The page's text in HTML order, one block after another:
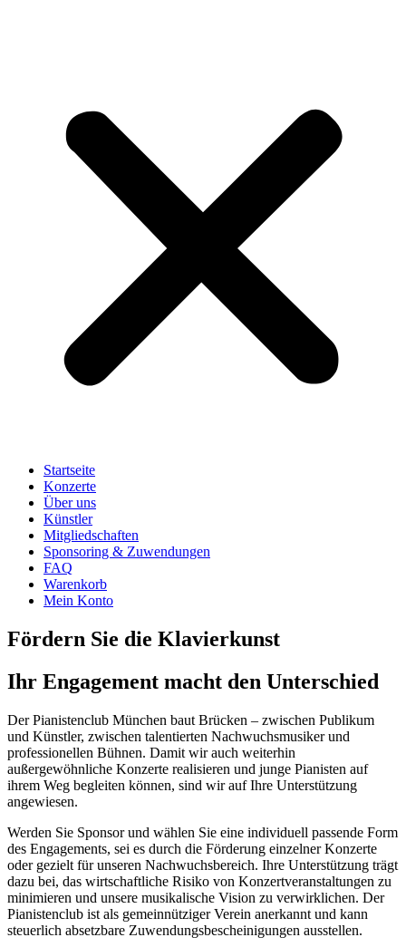
Startseite
Konzerte
Über uns
Künstler
Mitgliedschaften
Sponsoring & Zuwendungen
FAQ
Warenkorb
Mein Konto
Fördern Sie die Klavierkunst
Ihr Engagement macht den Unterschied
Der Pianistenclub München baut Brücken – zwischen Publikum
und Künstler, zwischen talentierten Nachwuchsmusiker und
professionellen Bühnen. Damit wir auch weiterhin
außergewöhnliche Konzerte realisieren und junge Pianisten auf
ihrem Weg begleiten können, sind wir auf Ihre Unterstützung
angewiesen.
Werden Sie Sponsor und wählen Sie eine individuell passende Form
des Engagements, sei es durch die Förderung einzelner Konzerte
oder gezielt für unseren Nachwuchsbereich. Ihre Unterstützung trägt
dazu bei, das wirtschaftliche Risiko von Konzertveranstaltungen zu
minimieren und unsere musikalische Vision zu verwirklichen. Der
Pianistenclub ist als gemeinnütziger Verein anerkannt und kann
steuerlich absetzbare Zuwendungsbescheinigungen ausstellen.